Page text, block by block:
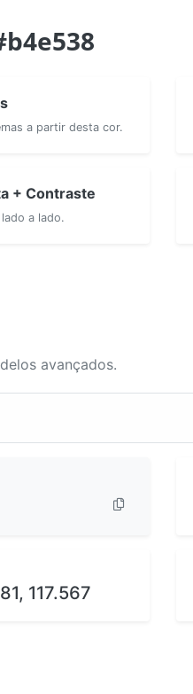
a partir desta cor.
+ Contraste
a lado.
avançados.
117.567